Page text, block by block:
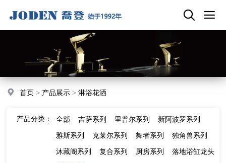
首页 > 产品展示 >淋浴花洒
产品分类： 全部 吉萨系列 里普尔系列
新阿波罗系列
雅斯系列
克莱尔系列 舞者系列
独角兽系列
沐藏阁系列
复合系列 厨房系列
落地浴缸龙头